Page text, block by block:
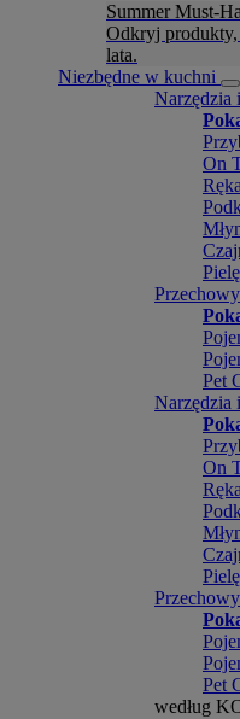
Summer Must-
Odkryj produkty,
lata.
Niezbędne w kuchni
Narzędzia
On
Pet
Narzędzia
On
Pet
według